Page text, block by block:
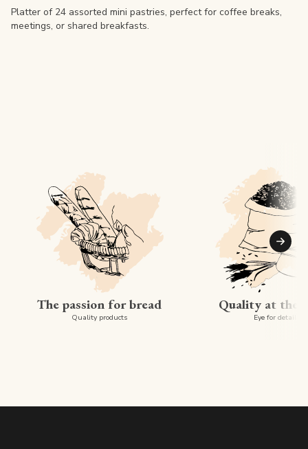
Platter of 24 assorted mini pastries, perfect for coffee breaks,
meetings, or shared breakfasts.
The passion for bread
Quality products
Quality at the
Eye for detail